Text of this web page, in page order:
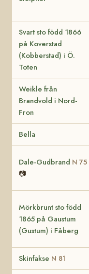
Svart sto född 1866
på Koverstad
(Kobberstad) i Ö.
Toten
Weikle från
Brandvold i Nord-
Fron
Bella
Dale-Gudbrand N 75
📷
Mörkbrunt sto född
1865 på Gaustum
(Gustum) i Fåberg
Skinfakse N 81